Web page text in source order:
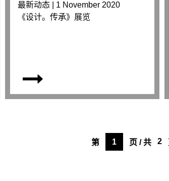
最新动态 | 1 November 2020
《设计。传承》展览
第 1 页 / 共 2